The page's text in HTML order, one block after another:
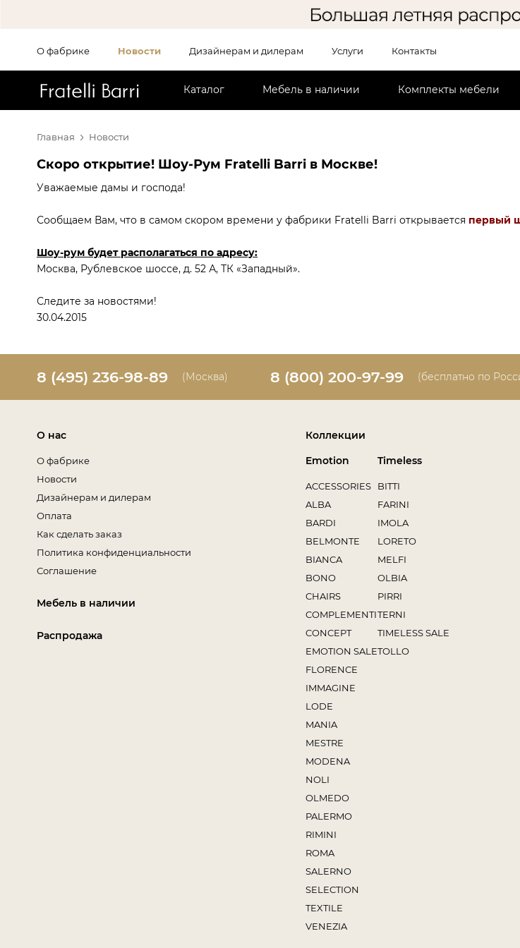
О фабрике Новости Дизайнерам и дилерам Услуги Контакты
Каталог Мебель в наличии Комплекты мебели
Главная Новости
Скоро открытие! Шоу-Рум Fratelli Barri в Москве!
Уважаемые дамы и господа!
Сообщаем Вам, что в самом скором времени у фабрики Fratelli Barri открывается первый
Шоу-рум будет располагаться по адресу:
Москва, Рублевское шоссе, д. 52 А, ТК «Западный».
Следите за новостями!
30.04.2015
8 (495) 236-98-89 (Москва) 8 (800) 200-97-99 (бесплатно по
О нас
О фабрике
Новости
Дизайнерам и дилерам
Оплата
Как сделать заказ
Политика конфиденциальности
Соглашение
Мебель в наличии
Распродажа
Коллекции
Emotion
ACCESSORIES
ALBA
BARDI
BELMONTE
BIANCA
BONO
CHAIRS
COMPLEMENTI
CONCEPT
EMOTION SALE
FLORENCE
IMMAGINE
LODE
MANIA
MESTRE
MODENA
NOLI
OLMEDO
PALERMO
RIMINI
ROMA
SALERNO
SELECTION
TEXTILE
VENEZIA
Timeless
BITTI
FARINI
IMOLA
LORETO
MELFI
OLBIA
PIRRI
TERNI
TIMELESS SALE
TOLLO